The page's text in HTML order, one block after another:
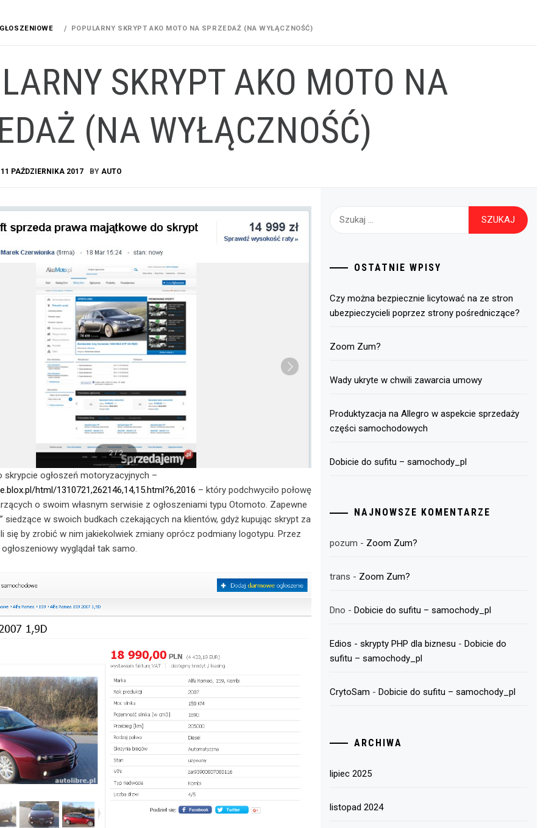
POPULARNY SKRYPT AKO MOTO NA SPRZEDAŻ (NA WYŁĄCZNOŚĆ)
SKRYPT AKO MOTO NA
(NA WYŁĄCZNOŚĆ)
11 PAŹDZIERNIKA 2017 BY AUTO
skrypcie ogłoszeń motoryzacyjnych –
html/1310721,262146,14,15.html?6,2016 – który podchwyciło połowę
o swoim własnym serwisie z ogłoszeniami typu Otomoto. Zapewne
siedzące w swoich budkach czekających na klientów, gdyż kupując skrypt za
się by zrobić w nim jakiekolwiek zmiany oprócz podmiany logotypu. Przez
wyglądał tak samo.
Szukaj:
OSTATNIE WPISY
Czy można bezpiecznie licytować na ze stron
ubezpieczycieli poprzez strony pośredniczące?
Zoom Zum?
Wady ukryte w chwili zawarcia umowy
Produktyzacja na Allegro w aspekcie sprzedaży
części samochodowych
Dobicie do sufitu – samochody_pl
NAJNOWSZE KOMENTARZE
pozum - Zoom Zum?
trans - Zoom Zum?
Dno -Dobicie do sufitu – samochody_pl
Edios - skrypty PHP dla biznesu -Dobicie do
sufitu – samochody_pl
CrytoSam -Dobicie do sufitu – samochody_pl
ARCHIWA
lipiec 2025
listopad 2024